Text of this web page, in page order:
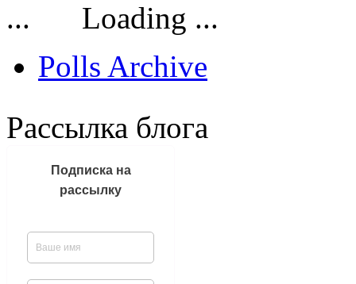
Loading ...
Polls Archive
Рассылка блога
Подписка на
рассылку